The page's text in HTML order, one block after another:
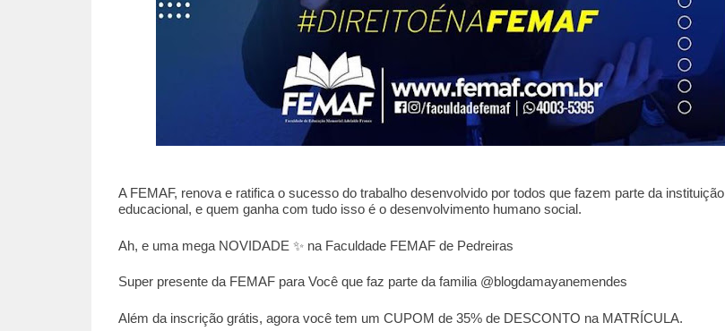
A FEMAF, renova e ratifica o sucesso do trabalho desenvolvido por todos que fazem parte da instituição
educacional, e quem ganha com tudo isso é o desenvolvimento humano social.
Ah, e uma mega NOVIDADE ✨ na Faculdade FEMAF de Pedreiras
Super presente da FEMAF para Você que faz parte da familia @blogdamayanemendes
Além da inscrição grátis, agora você tem um CUPOM de 35% de DESCONTO na MATRÍCULA.